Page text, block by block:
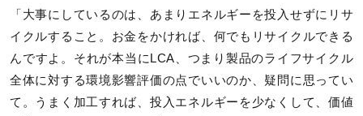
「大事にしているのは、あまりエネルギーを投入せずにリサ
イクルすること。お金をかければ、何でもリサイクルできる
んですよ。それが本当にLCA、つまり製品のライフサイクル
全体に対する環境影響評価の点でいいのか、疑問に思ってい
て。うまく加工すれば、投入エネルギーを少なくして、価値